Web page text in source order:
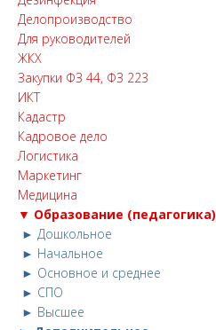
Делопроизводство
Для руководителей
ЖКХ
Закупки ФЗ 44, ФЗ 223
ИКТ
Кадастр
Кадровое дело
Логистика
Маркетинг
Медицина
▼ Образование (педагогика)
► Дошкольное
► Начальное
► Основное и среднее
► СПО
► Высшее